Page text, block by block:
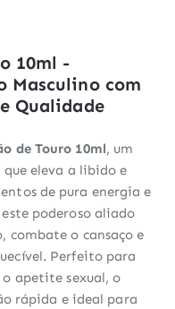
10ml -
Masculino com
Qualidade
de Touro 10ml, um
que eleva a libido e
de pura energia e
este poderoso aliado
combate o cansaço e
Perfeito para
apetite sexual, o
rápida e ideal para